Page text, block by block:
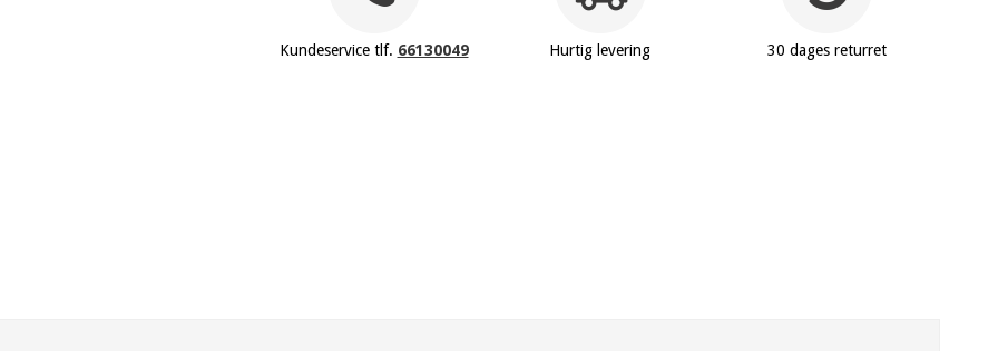
Kundeservice tlf. 66130049 Hurtig levering 30 dages returret